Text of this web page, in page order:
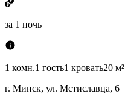
за 1 ночь
1 комн.1 гость1 кровать20 м²
г. Минск, ул. Мстиславца, 6